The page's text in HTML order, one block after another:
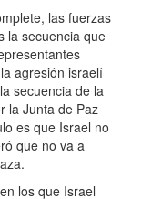
las fuerzas
la secuencia que
agresión israelí
secuencia de la
la Junta de Paz
es que Israel no
que no va a
los que Israel